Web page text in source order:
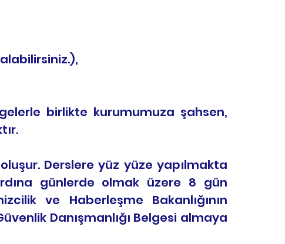
birlikte kurumumuza şahsen,
Derslere yüz yüze yapılmakta
günlerde olmak üzere 8 gün
ve Haberleşme Bakanlığının
Danışmanlığı Belgesi almaya